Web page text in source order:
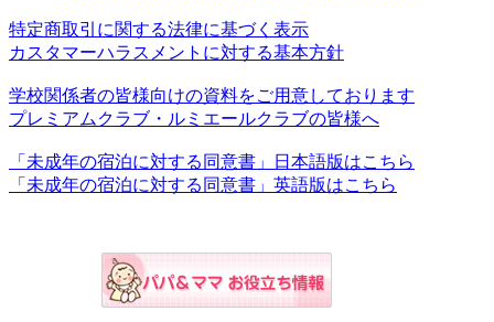
特定商取引に関する法律に基づく表示
カスタマーハラスメントに対する基本方針
学校関係者の皆様向けの資料をご用意しております
プレミアムクラブ・ルミエールクラブの皆様へ
「未成年の宿泊に対する同意書」日本語版はこちら
「未成年の宿泊に対する同意書」英語版はこちら